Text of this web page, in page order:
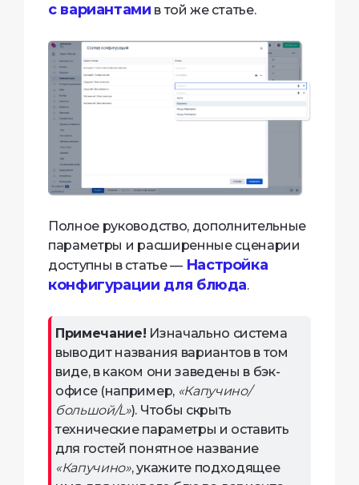
с вариантами в той же статье.
Полное руководство, дополнительные
параметры и расширенные сценарии
доступны в статье — Настройка
конфигурации для блюда.
Примечание! Изначально система
выводит названия вариантов в том
виде, в каком они заведены в бэк-
офисе (например, «Капучино/
большой/L»). Чтобы скрыть
технические параметры и оставить
для гостей понятное название
«Капучино», укажите подходящее